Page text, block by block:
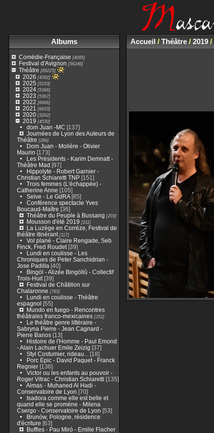
Albums
Comédie-Française [4095]
Festival d'Avignon [56246]
Théâtre [89225]
2026 [4392]
2025 [5103]
2024[5366]
2023 [5367]
2022 [6666]
2021 [6633]
2020[3262]
2019 [4530]
dom Juan -MC [137]
Journées de Lyon des Auteurs de
Théâtre [286]
Dom Juan - Molière - Olivier
Maurin [173]
Les Présidents - Karim Demnatt -
Théâtre Mad [97]
Hippolyte - Robert Garnier -
Christian Schiaretti TNP[151]
Trois femmes (L'échappée) -
Catherine Anne [105]
Selve - Le GdRA[85]
Conférence spectacle Yves
Boucaud-Maître [36]
Théâtre du Peuple à Bussang [203]
Mousson d'été 2019 [311]
La Luzège en Corrèze, Festival de
théâtre itinérant[117]
Vol plané - Claire Rengade, Seb
Finck, Fred Roudet[39]
Lundi en coulisse - Les
Chroniques de Peter Sanchidrian -
Jose Padilla [40]
Bingöl - Alizée Bingöllû - Collectif
Trois-Huit[39]
Festival de Châtillon sur
Chalaronne [783]
Lundi en coulisse - Théâtre
espagnol [55]
Mundo en fuego - Rencontres
théâtrales franco-mexicaines[352]
Le théâtre genre littéraire -
Sabryna Pierre - Jean Cagnard -
Pierre Banos[13]
Histoire de l'Homme - Paul Emond
- Alain Lachuer Emile Zeizig [37]
Styl Costumier, rideau...
[18]
Porc Epic - David Paquet - Franck
Regnier[136]
Victor ou les enfants au pouvoir -
Roger Vitrac - Christian Schiaretti [135]
Almas - Muhaned Al Hadi -
Conservatoire de Lyon [70]
Isadora comme elle est belle et
quand elle se promène - Milena
Csergo - Conservatoire de Lyon [53]
Brunów, Pologne, résidence
d'écriture [63]
Buffles - Pau Miró - Emilie Flacher
Accueil/ Théâtre/ 2019/